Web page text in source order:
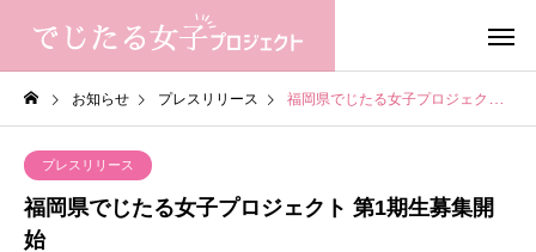
お知らせ プレスリリース 福岡県でじたる女子プロジェクト 第1期生募集開始
プレスリリース
福岡県でじたる女子プロジェクト 第1期生募集開
始